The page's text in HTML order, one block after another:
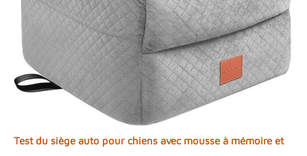
Test du siège auto pour chiens avec mousse à mémoire et